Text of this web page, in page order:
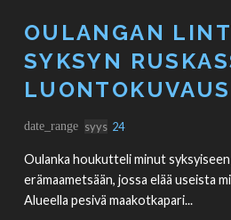
OULANGAN
SYKSYN
date_range syys 24
Oulanka houkutteli minut
erämaametsään, jossa elää useista
Alueella pesivä maakotkapari...